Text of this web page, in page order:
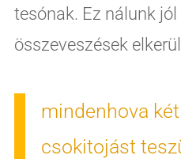
tesónak. Ez nálunk
összeveszések
mindenhova
csokitojást